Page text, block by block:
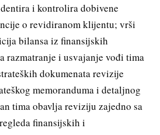
i kontrolira dobivene
o revidiranom klijentu; vrši
bilansa iz finansijskih
razmatranje i usvajanje vođi tima
dokumenata revizije
memoranduma i detaljnog
tima obavlja reviziju zajedno sa
finansijskih i